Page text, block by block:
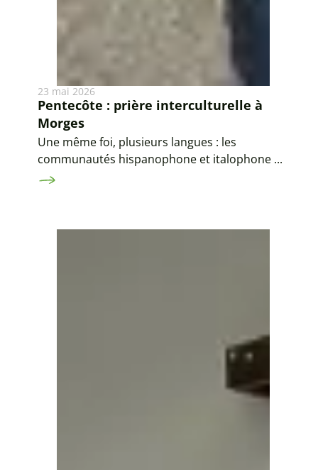
23 mai 2026
Pentecôte : prière interculturelle à
Morges
Une même foi, plusieurs langues : les
communautés hispanophone et italophone ...